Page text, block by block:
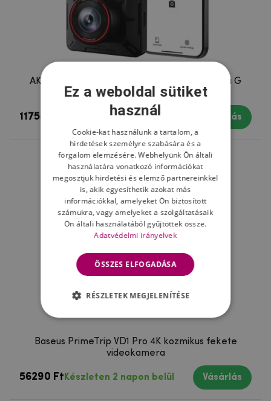
AKEEYO P1 Full HD autokamera 30 fps s WiFi a G
senzorom - čierna
11758 Ft Vásárlás
Baseus PrimeTrip VD1 Pro 4K kozmikus fekete
videokamera
56290 Ft Készleten 2 napon belül Vásárlás
Ez a weboldal sütiket
használ
Cookie-kat használunk a tartalom, a
hirdetések személyre szabására és a
forgalom elemzésére. Webhelyünk Ön általi
használatára vonatkozó információkat
megosztjuk hirdetési és elemző partnereinkkel
is, akik egyesíthetik azokat más
információkkal, amelyeket Ön biztosított
számukra, vagy amelyeket a szolgáltatásaik
Ön általi használatából gyűjtöttek össze.
Adatvédelmi irányelvek
ÖSSZES ELFOGADÁSA
RÉSZLETEK MEGJELENÍTÉSE